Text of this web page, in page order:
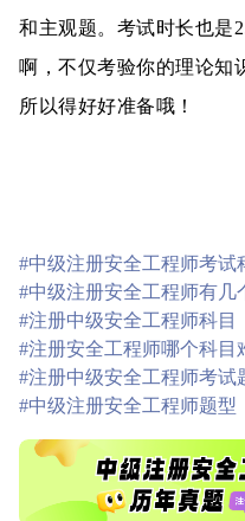
和主观题。考试时长也是
啊，不仅考验你的理论知
所以得好好准备哦！
#中级注册安全工程师考试
#中级注册安全工程师有几
#注册中级安全工程师科目
#注册安全工程师哪个科目
#注册中级安全工程师考试
#中级注册安全工程师题型